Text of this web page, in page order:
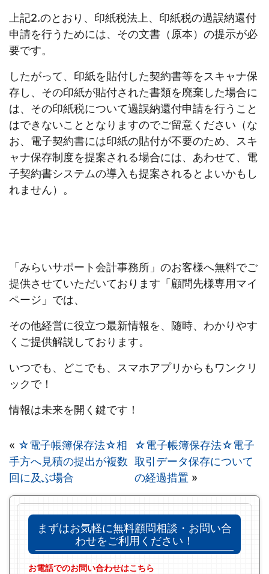
上記2.のとおり、印紙税法上、印紙税の過誤納還付
申請を行うためには、その文書（原本）の提示が必
要です。
したがって、印紙を貼付した契約書等をスキャナ保
存し、その印紙が貼付された書類を廃棄した場合に
は、その印紙税について過誤納還付申請を行うこと
はできないこととなりますのでご留意ください（な
お、電子契約書には印紙の貼付が不要のため、スキ
ャナ保存制度を提案される場合には、あわせて、電
子契約書システムの導入も提案されるとよいかもし
れません）。
「みらいサポート会計事務所」のお客様へ無料でご
提供させていただいております「顧問先様専用マイ
ページ」では、
その他経営に役立つ最新情報を、随時、わかりやす
くご提供解説しております。
いつでも、どこでも、スマホアプリからもワンクリ
ックで！
情報は未来を開く鍵です！
« ☆電子帳簿保存法☆相
手方へ見積の提出が複数
回に及ぶ場合
☆電子帳簿保存法☆電子
取引データ保存について
の経過措置 »
まずはお気軽に無料顧問相談・お問い合
わせをご利用ください！
お電話でのお問い合わせはこちら